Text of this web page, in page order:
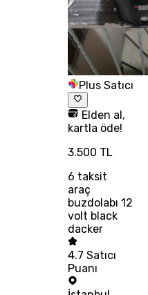
Plus Satıcı
Elden al,
kartla öde!
3.500 TL
6 taksit
araç
buzdolabı 12
volt black
dacker
4.7 Satıcı
Puanı